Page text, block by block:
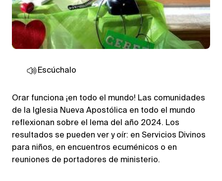
Escúchalo
Orar funciona ¡en todo el mundo! Las comunidades
de la Iglesia Nueva Apostólica en todo el mundo
reflexionan sobre el lema del año 2024. Los
resultados se pueden ver y oír: en Servicios Divinos
para niños, en encuentros ecuménicos o en
reuniones de portadores de ministerio.